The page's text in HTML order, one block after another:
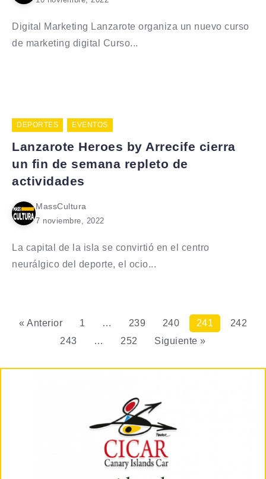
Digital Marketing Lanzarote organiza un nuevo curso
de marketing digital Curso...
DEPORTES EVENTOS
Lanzarote Heroes by Arrecife cierra
un fin de semana repleto de
actividades
MassCultura
7 noviembre, 2022
La capital de la isla se convirtió en el centro
neurálgico del deporte, el ocio...
« Anterior 1 … 239 240 241
242
243
… 252 Siguiente »